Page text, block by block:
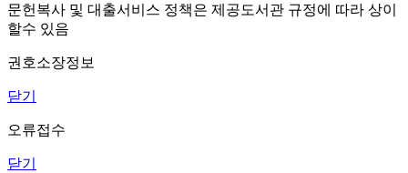
문헌복사 및 대출서비스 정책은 제공도서관 규정에 따라 상이
할수 있음
권호소장정보
닫기
오류접수
닫기